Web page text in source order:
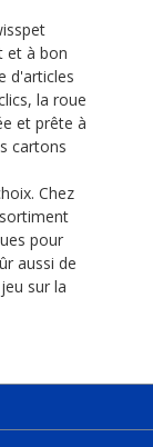
et à bon
d'articles
la roue
et prête à
cartons
Chez
pour
aussi de
sur la